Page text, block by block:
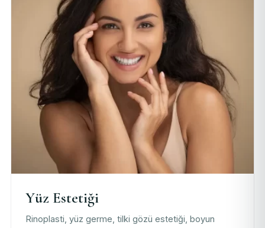
Yüz Estetiği
Rinoplasti, yüz germe, tilki gözü estetiği, boyun